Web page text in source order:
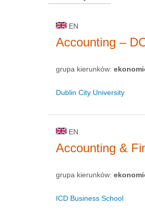
EN
Accounting –
grupa kierunków:
Dublin City University
EN
Accounting &
grupa kierunków:
ICD Business School